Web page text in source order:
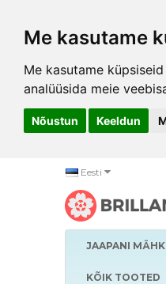
Me kasutame
Me kasutame
analüüsida meie
Nõustun Keeldun
Eesti
JAAPANI
KÕIK TOOTED